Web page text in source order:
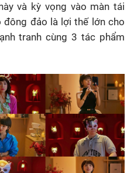
và kỳ vọng vào màn tái
đảo là lợi thế lớn cho
tranh cùng 3 tác phẩm